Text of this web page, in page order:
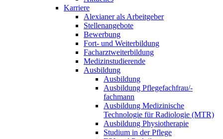
Karriere
Alexianer als Arbeitgeber
Stellenangebote
Bewerbung
Fort- und Weiterbildung
Facharztweiterbildung
Medizinstudierende
Ausbildung
Ausbildung
Ausbildung Pflegefachfrau/-
fachmann
Ausbildung Medizinische
Technologie für Radiologie (MTR)
Ausbildung Physiotherapie
Studium in der Pflege